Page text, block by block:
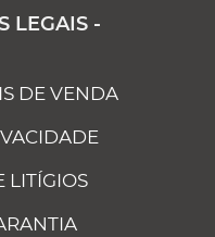
LEGAIS -
DE VENDA
LITÍGIOS